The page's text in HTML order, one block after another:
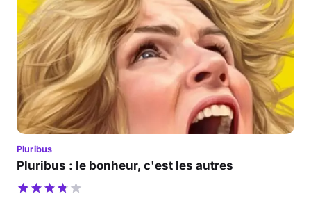
Pluribus
Pluribus : le bonheur, c'est les autres